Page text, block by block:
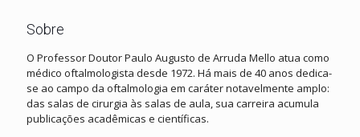
Sobre
O Professor Doutor Paulo Augusto de Arruda Mello atua como
médico oftalmologista desde 1972. Há mais de 40 anos dedica-
se ao campo da oftalmologia em caráter notavelmente amplo:
das salas de cirurgia às salas de aula, sua carreira acumula
publicações acadêmicas e científicas.